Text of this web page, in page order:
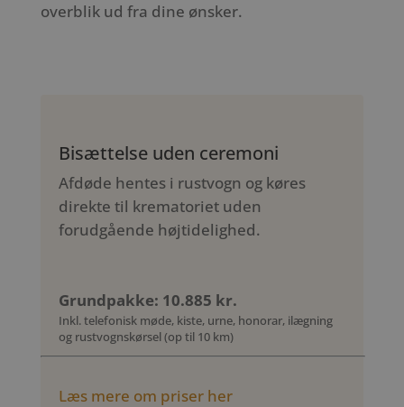
overblik ud fra dine ønsker.
Bisættelse uden ceremoni
Afdøde hentes i rustvogn og køres
direkte til krematoriet uden
forudgående højtidelighed.
Grundpakke: 10.885 kr.
Inkl. telefonisk møde, kiste, urne, honorar, ilægning
og rustvognskørsel (op til 10 km)
Læs mere om priser her